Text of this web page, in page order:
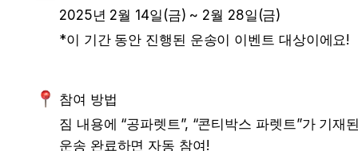
2025년 2월 14일(금) ~ 2월 28일(금)
*이 기간 동안 진행된 운송이 이벤트 대상이에요!
참여 방법
짐 내용에 “공파렛트”, “콘티박스 파렛트”가 기재
운송 완료하면 자동 참여!